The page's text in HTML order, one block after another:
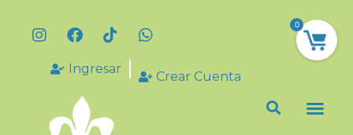
Ingresar
Crear Cuenta
0